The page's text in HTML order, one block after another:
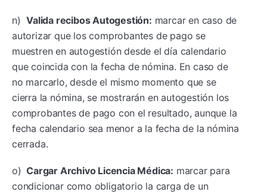
n)Valida recibos Autogestión: marcar en caso de
autorizar que los comprobantes de pago se
muestren en autogestión desde el día calendario
que coincida con la fecha de nómina. En caso de
no marcarlo, desde el mismo momento que se
cierra la nómina, se mostrarán en autogestión los
comprobantes de pago con el resultado, aunque la
fecha calendario sea menor a la fecha de la nómina
cerrada.
o) Cargar Archivo Licencia Médica: marcar para
condicionar como obligatorio la carga de un